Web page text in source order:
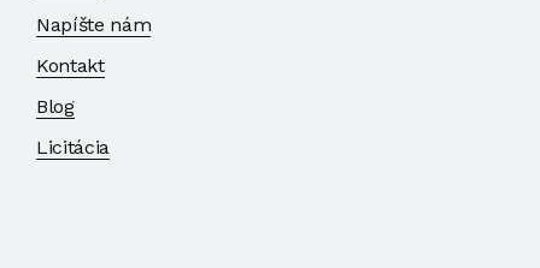
Napíšte nám
Kontakt
Blog
Licitácia